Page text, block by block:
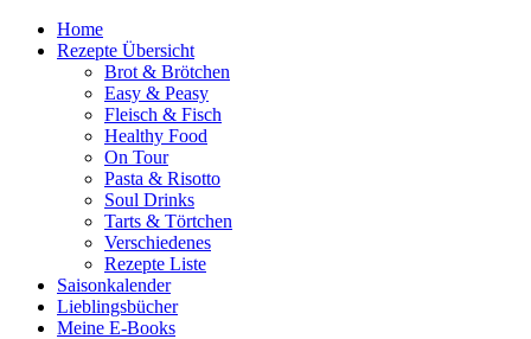
Home
Rezepte Übersicht
Brot & Brötchen
Easy & Peasy
Fleisch & Fisch
Healthy Food
On Tour
Pasta & Risotto
Soul Drinks
Tarts & Törtchen
Verschiedenes
Rezepte Liste
Saisonkalender
Lieblingsbücher
Meine E-Books